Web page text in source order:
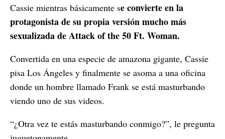
Cassie mientras básicamente se convierte en la
protagonista de su propia versión mucho más
sexualizada de Attack of the 50 Ft. Woman.
Convertida en una especie de amazona gigante, Cassie
pisa Los Ángeles y finalmente se asoma a una oficina
donde un hombre llamado Frank se está masturbando
viendo uno de sus videos.
“¿Otra vez te estás masturbando conmigo?”, le pregunta